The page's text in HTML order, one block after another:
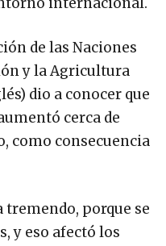
de las Naciones
y la Agricultura
dio a conocer que
cerca de
como consecuencia
porque se
y eso afectó los